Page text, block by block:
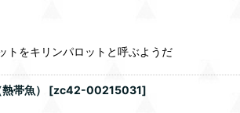
トをキリンパロットと呼ぶようだ
帯魚） [zc42-00215031]